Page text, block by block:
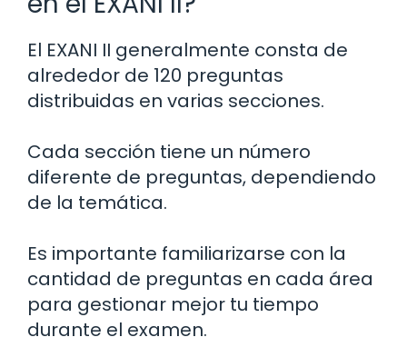
El EXANI II generalmente consta de
alrededor de 120 preguntas
distribuidas en varias secciones.
Cada sección tiene un número
diferente de preguntas, dependiendo
de la temática.
Es importante familiarizarse con la
cantidad de preguntas en cada área
para gestionar mejor tu tiempo
durante el examen.